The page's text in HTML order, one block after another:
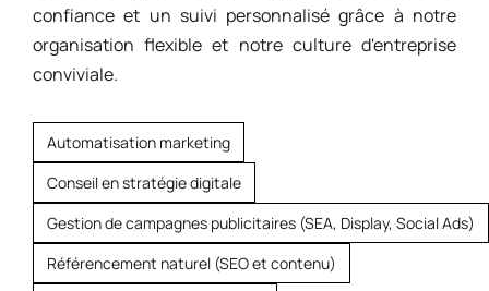
confiance et un suivi personnalisé grâce à notre
organisation flexible et notre culture d'entreprise
conviviale.
Automatisation marketing
Conseil en stratégie digitale
Gestion de campagnes publicitaires (SEA, Display, Social Ads)
Référencement naturel (SEO et contenu)